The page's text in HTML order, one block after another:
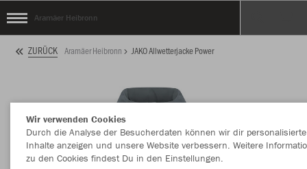
Aramäer Heibronn
ZURÜCK Aramäer Heibronn JAKO Allwetterjacke Power
Wir verwenden Cookies
Durch die Analyse der Besucherdaten können wir dir personalisierte
Inhalte anzeigen und unsere Website verbessern. Weitere
zu den Cookies findest Du in den Einstellungen.